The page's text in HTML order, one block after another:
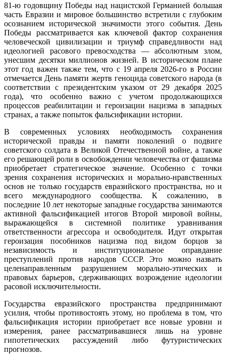
81-ю годовщину Победы над нацистской Германией большая
часть Евразии и мировое большинство встретили с глубоким
осознанием исторической значимости этого события. День
Победы рассматривается как ключевой фактор сохранения
человеческой цивилизации и триумф справедливости над
идеологией расового превосходства — абсолютным злом,
унесшим десятки миллионов жизней. В историческом плане
этот год важен также тем, что с 19 апреля 2026-го в России
отмечается День памяти жертв геноцида советского народа (в
соответствии с президентским указом от 29 декабря 2025
года), что особенно важно с учетом продолжающихся
процессов реабилитации и героизации нацизма в западных
странах, а также попыток фальсификации истории.
В современных условиях необходимость сохранения
исторической правды и памяти поколений о подвиге
советского солдата в Великой Отечественной войне, а также
его решающей роли в освобождении человечества от фашизма
приобретает стратегическое значение. Особенно с точки
зрения сохранения исторических и морально-нравственных
основ не только государств евразийского пространства, но и
всего международного сообщества. К сожалению, в
последние 10 лет некоторые западные государства занимаются
активной фальсификацией итогов Второй мировой войны,
выражающейся в системной политике уравнивания
ответственности агрессора и освободителя. Идут открытая
героизация пособников нацизма под видом борцов за
независимость и институциональное оправдание
преступлений против народов СССР. Это можно назвать
целенаправленным разрушением морально-этических и
правовых барьеров, сдерживающих возрождение идеологии
расовой исключительности.
Государства евразийского пространства предпринимают
усилия, чтобы противостоять этому, но проблема в том, что
фальсификация истории приобретает все новые уровни и
измерения, ранее рассматривавшиеся лишь на уровне
гипотетических рассуждений либо футуристических
прогнозов.